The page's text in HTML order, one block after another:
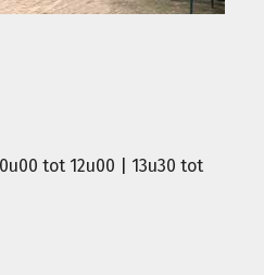
tot 12u00 | 13u30 tot